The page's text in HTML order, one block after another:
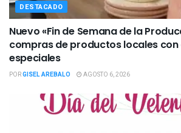
DESTACADO
Nuevo «Fin de Semana de la
compras de productos locales
especiales
PORGISEL AREBALO AGOSTO 6, 2026